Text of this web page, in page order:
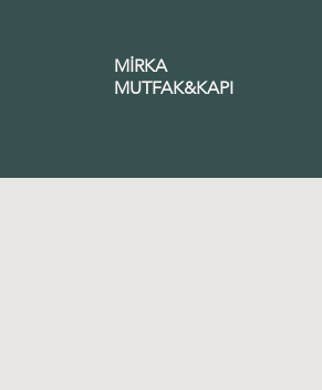
MİRKA
MUTFAK&KAPI